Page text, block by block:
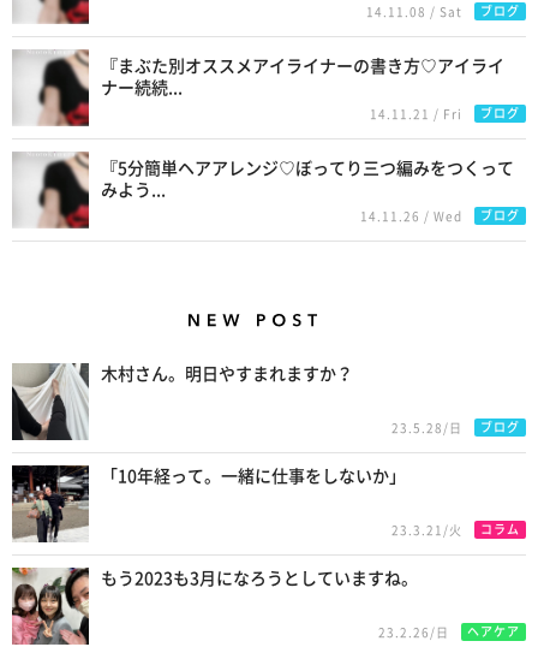
14.11.08 / Sat ブログ
『まぶた別オススメアイライナーの書き方♡アイライ
ナー続続...
14.11.21 / Fri ブログ
『5分簡単ヘアアレンジ♡ぼってり三つ編みをつくって
みよう...
14.11.26 / Wed ブログ
木村さん。明日やすまれますか？
23.5.28/日 ブログ
「10年経って。一緒に仕事をしないか」
23.3.21/火 コラム
もう2023も3月になろうとしていますね。
23.2.26/日 ヘアケア